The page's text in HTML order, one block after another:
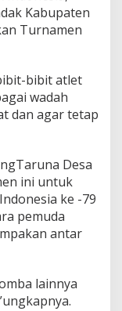
Kabupaten
Turnamen
bibit atlet
wadah
dan agar tetap
Desa
ini untuk
ke -79
pemuda
antar
lainnya